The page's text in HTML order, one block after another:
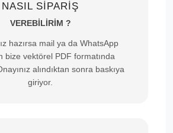
NASIL SİPARİŞ
VEREBİLİRİM ?
hazırsa mail ya da WhatsApp
bize vektörel PDF formatında
alındıktan sonra baskıya
giriyor.